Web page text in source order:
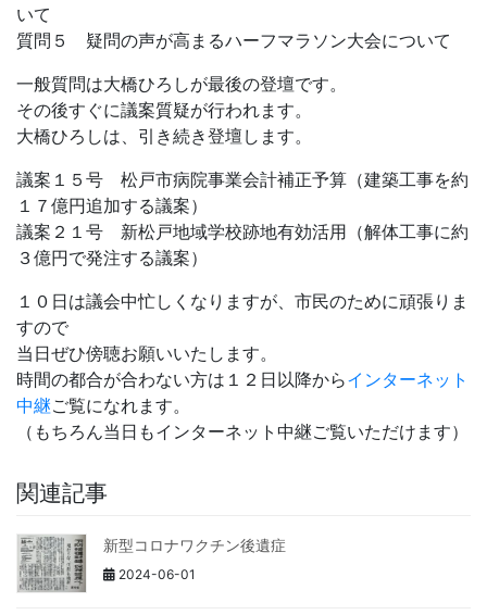
いて
質問５ 疑問の声が高まるハーフマラソン大会について
一般質問は大橋ひろしが最後の登壇です。
その後すぐに議案質疑が行われます。
大橋ひろしは、引き続き登壇します。
議案１５号 松戸市病院事業会計補正予算（建築工事を約
１７億円追加する議案）
議案２１号 新松戸地域学校跡地有効活用（解体工事に約
３億円で発注する議案）
１０日は議会中忙しくなりますが、市民のために頑張りま
すので
当日ぜひ傍聴お願いいたします。
時間の都合が合わない方は１２日以降からインターネット
中継ご覧になれます。
（もちろん当日もインターネット中継ご覧いただけます）
関連記事
新型コロナワクチン後遺症
2024-06-01